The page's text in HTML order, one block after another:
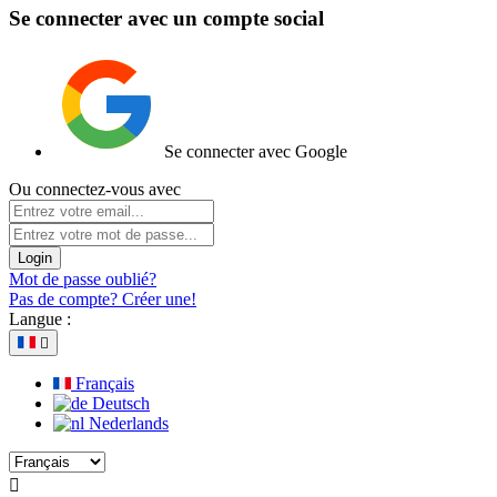
Se connecter avec un compte social
Se connecter avec Google
Ou connectez-vous avec
Login
Mot de passe oublié?
Pas de compte? Créer une!
Langue :

Français
Deutsch
Nederlands
